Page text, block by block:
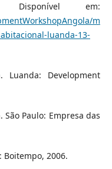
Disponível em:
m
luanda-13-
Luanda: Development
São Paulo: Empresa das
Boitempo, 2006.